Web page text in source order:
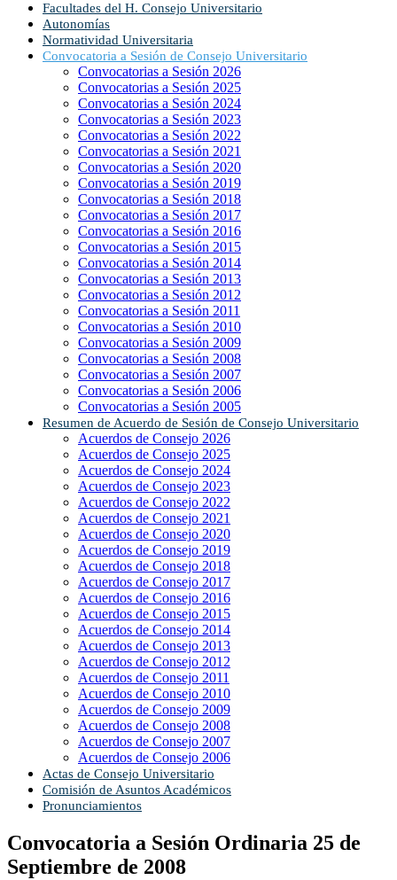
Facultades del H. Consejo Universitario
Autonomías
Normatividad Universitaria
Convocatoria a Sesión de Consejo Universitario
Convocatorias a Sesión 2026
Convocatorias a Sesión 2025
Convocatorias a Sesión 2024
Convocatorias a Sesión 2023
Convocatorias a Sesión 2022
Convocatorias a Sesión 2021
Convocatorias a Sesión 2020
Convocatorias a Sesión 2019
Convocatorias a Sesión 2018
Convocatorias a Sesión 2017
Convocatorias a Sesión 2016
Convocatorias a Sesión 2015
Convocatorias a Sesión 2014
Convocatorias a Sesión 2013
Convocatorias a Sesión 2012
Convocatorias a Sesión 2011
Convocatorias a Sesión 2010
Convocatorias a Sesión 2009
Convocatorias a Sesión 2008
Convocatorias a Sesión 2007
Convocatorias a Sesión 2006
Convocatorias a Sesión 2005
Resumen de Acuerdo de Sesión de Consejo Universitario
Acuerdos de Consejo 2026
Acuerdos de Consejo 2025
Acuerdos de Consejo 2024
Acuerdos de Consejo 2023
Acuerdos de Consejo 2022
Acuerdos de Consejo 2021
Acuerdos de Consejo 2020
Acuerdos de Consejo 2019
Acuerdos de Consejo 2018
Acuerdos de Consejo 2017
Acuerdos de Consejo 2016
Acuerdos de Consejo 2015
Acuerdos de Consejo 2014
Acuerdos de Consejo 2013
Acuerdos de Consejo 2012
Acuerdos de Consejo 2011
Acuerdos de Consejo 2010
Acuerdos de Consejo 2009
Acuerdos de Consejo 2008
Acuerdos de Consejo 2007
Acuerdos de Consejo 2006
Actas de Consejo Universitario
Comisión de Asuntos Académicos
Pronunciamientos
Convocatoria a Sesión Ordinaria 25 de
Septiembre de 2008